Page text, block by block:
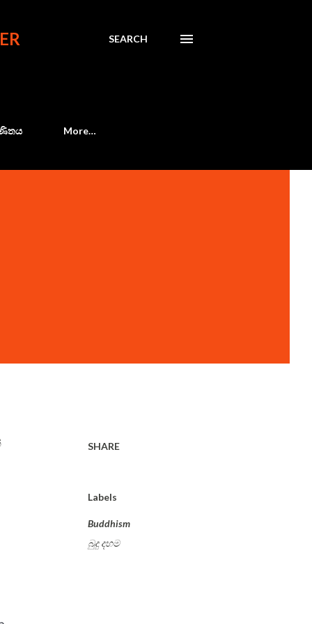
SEARCH
More…
SHARE
Labels
Buddhism
බුදු දහම